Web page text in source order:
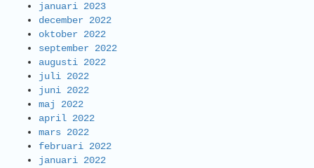
januari 2023
december 2022
oktober 2022
september 2022
augusti 2022
juli 2022
juni 2022
maj 2022
april 2022
mars 2022
februari 2022
januari 2022